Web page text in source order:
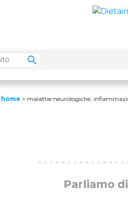
home > malattie neurologiche,
Parliamo